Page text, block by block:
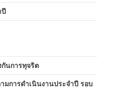
ปี
นการทุจริต
มการดำเนินงานประจำปี รอบ